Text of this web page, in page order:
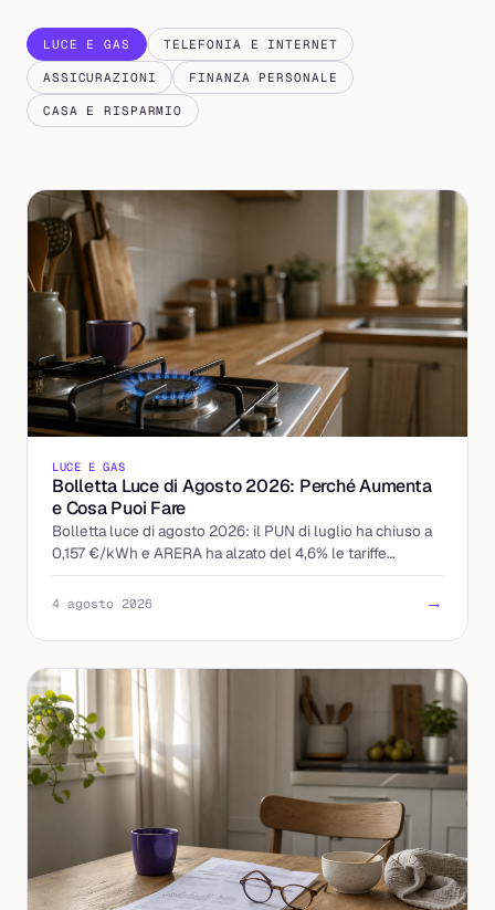
LUCE E GAS TELEFONIA E INTERNET
ASSICURAZIONI FINANZA PERSONALE
CASA E RISPARMIO
LUCE E GAS
Bolletta Luce di Agosto 2026: Perché Aumenta
e Cosa Puoi Fare
Bolletta luce di agosto 2026: il PUN di luglio ha chiuso a
0,157 €/kWh e ARERA ha alzato del 4,6% le tariffe
tutelate. Chi paga di più e come reagire.
4 agosto 2026 →